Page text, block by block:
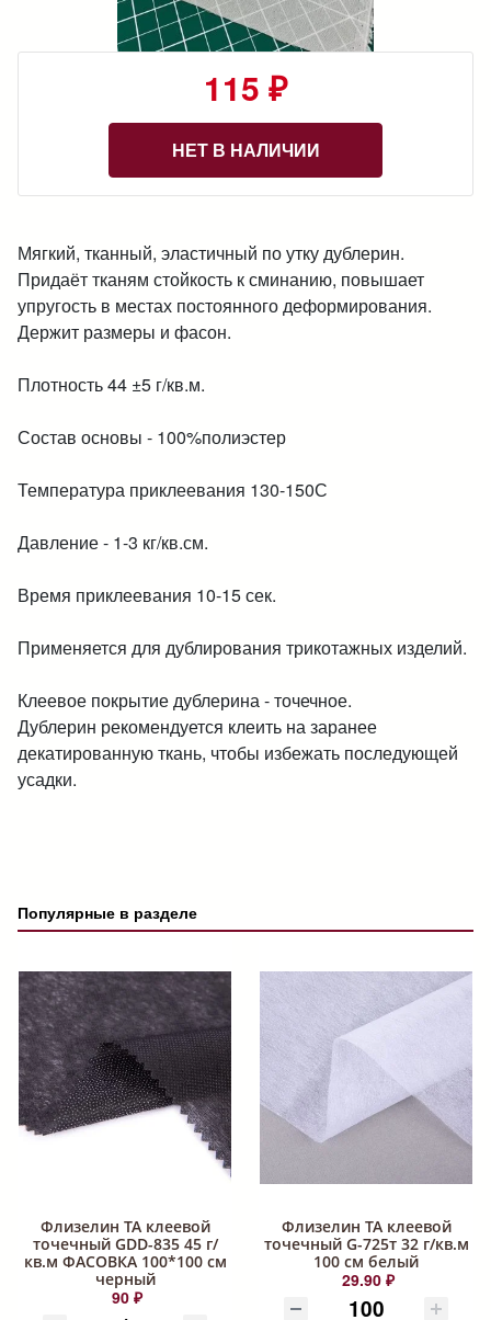
115 ₽
НЕТ В НАЛИЧИИ
Мягкий, тканный, эластичный по утку дублерин.
Придаёт тканям стойкость к сминанию, повышает
упругость в местах постоянного деформирования.
Держит размеры и фасон.
Плотность 44 ±5 г/кв.м.
Состав основы - 100%полиэстер
Температура приклеевания 130-150С
Давление - 1-3 кг/кв.см.
Время приклеевания 10-15 сек.
Применяется для дублирования трикотажных изделий.
Клеевое покрытие дублерина - точечное.
Дублерин рекомендуется клеить на заранее
декатированную ткань, чтобы избежать последующей
усадки.
Популярные в разделе
Флизелин ТА клеевой
точечный GDD-835 45 г/
кв.м ФАСОВКА 100*100 см
черный
90 ₽
Флизелин ТА клеевой
точечный G-725т 32 г/кв.м
100 см белый
29.90 ₽